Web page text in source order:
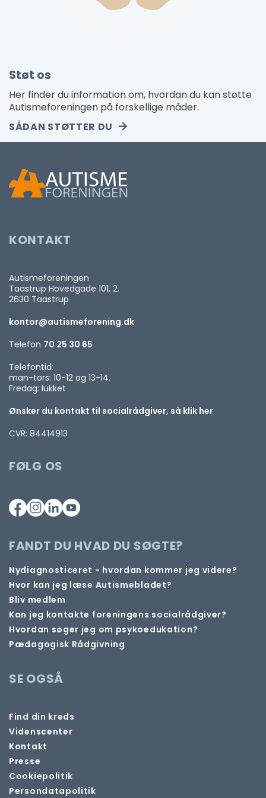
Støt os
Her finder du information om, hvordan du kan støtte
Autismeforeningen på forskellige måder.
SÅDAN STØTTER DU
KONTAKT
Autismeforeningen
Taastrup Hovedgade 101, 2.
2630 Taastrup
kontor@autismeforening.dk
Telefon 70 25 30 65
Telefontid:
man-tors: 10-12 og 13-14.
Fredag: lukket
Ønsker du kontakt til socialrådgiver, så klik her
CVR: 84414913
FØLG OS
FANDT DU HVAD DU SØGTE?
Nydiagnosticeret - hvordan kommer jeg videre?
Hvor kan jeg læse Autismebladet?
Bliv medlem
Kan jeg kontakte foreningens socialrådgiver?
Hvordan søger jeg om psykoedukation?
Pædagogisk Rådgivning
SE OGSÅ
Find din kreds
Videnscenter
Kontakt
Presse
Cookiepolitik
Persondatapolitik